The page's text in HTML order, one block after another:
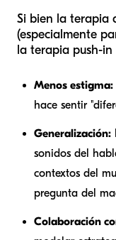
Si bien la terapia
(especialmente
la terapia push-in
Menos estigma:
hace sentir
Generalización:
sonidos del
contextos del
pregunta del
Colaboración